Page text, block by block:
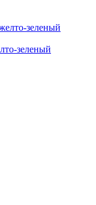
зеленый